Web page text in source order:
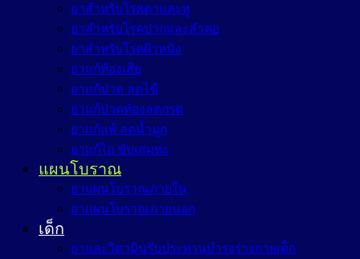
ยาสำหรับโรคตาและหู
ยาสำหรับโรคปากและลำคอ
ยาสำหรับโรคผิวหนัง
ยาแก้ท้องเสีย
ยาแก้ปวด ลดไข้
ยาแก้ปวดท้องลดกรด
ยาแก้แพ้ ลดน้ำมูก
ยาแก้ไอ ขับเสมหะ
แผนโบราณ
ยาแผนโบราณภายใน
ยาแผนโบราณภายนอก
เด็ก
ยาและวิตามินรับประทานบำรุงร่างกายเด็ก